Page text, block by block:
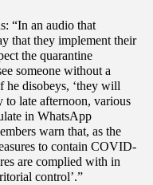
“In an audio that
that they implement their
the quarantine
someone without a
he disobeys, ‘they will
to late afternoon, various
in WhatsApp
warn that, as the
to contain COVID-
are complied with in
control’.”